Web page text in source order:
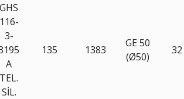
GHS
116-
3-
A
TEL.
SİL.
135 1383
GE 50
(Ø50)
32